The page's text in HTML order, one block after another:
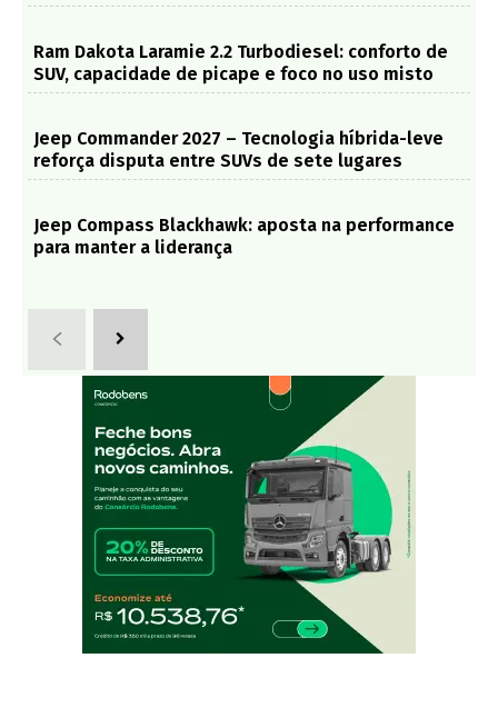
Ram Dakota Laramie 2.2 Turbodiesel: conforto de
SUV, capacidade de picape e foco no uso misto
Jeep Commander 2027 – Tecnologia híbrida-leve
reforça disputa entre SUVs de sete lugares
Jeep Compass Blackhawk: aposta na performance
para manter a liderança